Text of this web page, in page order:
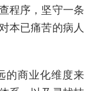
程序，坚守一条
本已痛苦的病人
的商业化维度来